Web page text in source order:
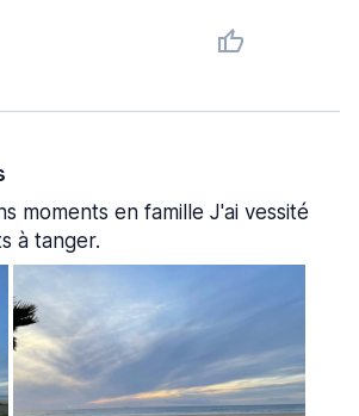
moments en famille J'ai vessité
à tanger.